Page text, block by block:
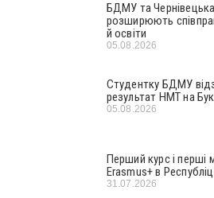
БДМУ та
розширюють
й освіти
05.08.2026
Студентку БДМУ
результат НМТ на
05.08.2026
Перший курс і перші
Erasmus+ в
31.07.2026